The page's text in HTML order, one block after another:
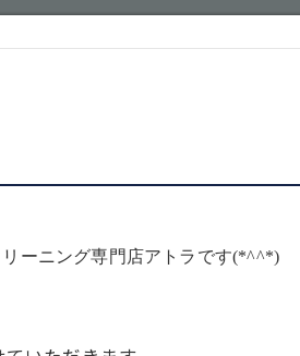
ーニング専門店アトラです(*^^*)